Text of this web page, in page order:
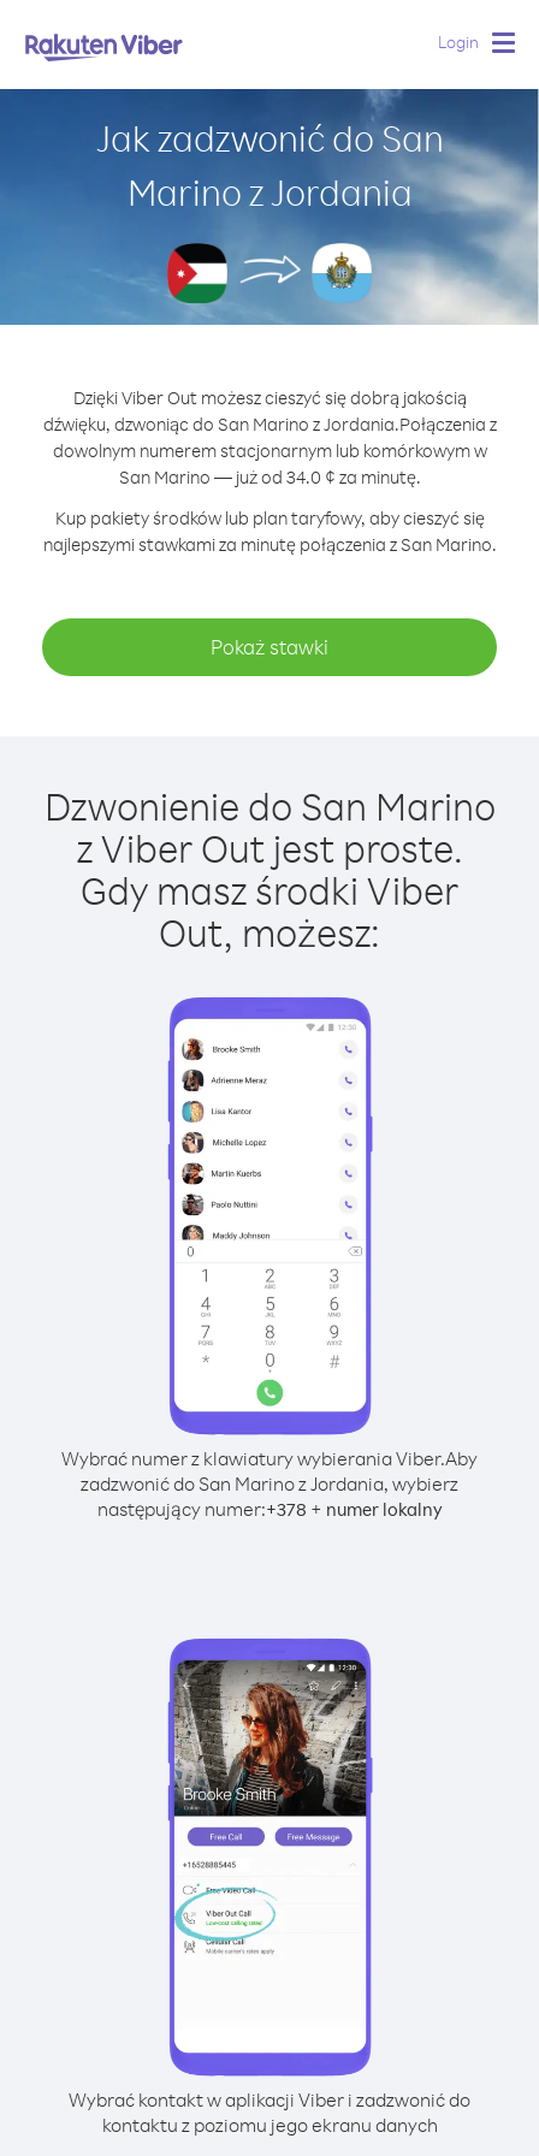
Login
Jak zadzwonić do San
Marino z Jordania
Dzięki Viber Out możesz cieszyć się dobrą jakością
dźwięku, dzwoniąc do San Marino z Jordania.Połączenia z
dowolnym numerem stacjonarnym lub komórkowym w
San Marino — już od 34.0 ¢ za minutę.
Kup pakiety środków lub plan taryfowy, aby cieszyć się
najlepszymi stawkami za minutę połączenia z San Marino.
Pokaż stawki
Dzwonienie do San Marino
z Viber Out jest proste.
Gdy masz środki Viber
Out, możesz:
Wybrać numer z klawiatury wybierania Viber.Aby
zadzwonić do San Marino z Jordania, wybierz
następujący numer:+378 + numer lokalny
Wybrać kontakt w aplikacji Viber i zadzwonić do
kontaktu z poziomu jego ekranu danych